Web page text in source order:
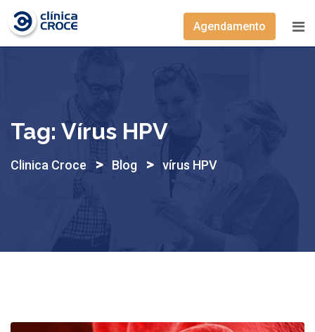
Skip
content
Agendamento
Tag: Vírus HPV
Clinica Croce > Blog > vírus HPV